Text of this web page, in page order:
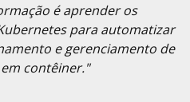
é aprender os
para automatizar
e gerenciamento de
contêiner."